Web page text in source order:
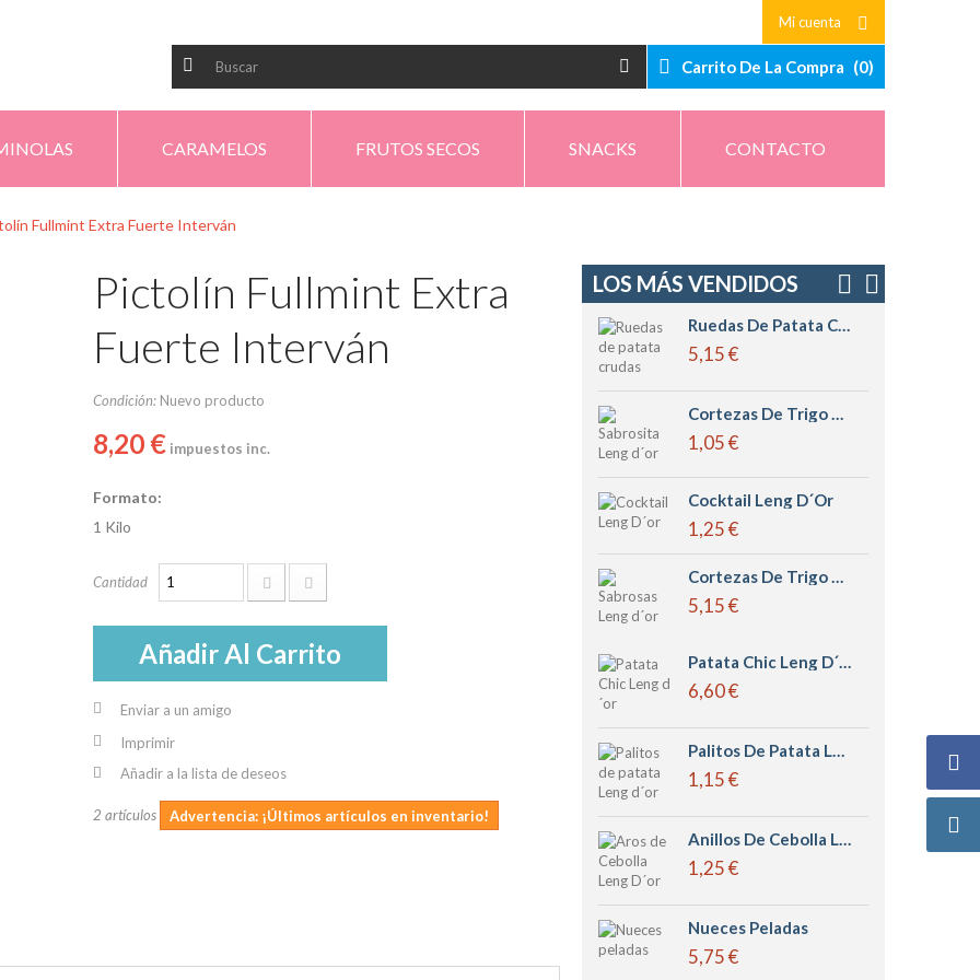
Mi cuenta
Carrito De La Compra (0)
CARAMELOS FRUTOS SECOS SNACKS CONTACTO
Fullmint Extra Fuerte Interván
Pictolín Fullmint Extra
Fuerte Interván
Condición: Nuevo producto
8,20 € impuestos inc.
Formato:
1 Kilo
Cantidad
Añadir Al Carrito
Enviar a un amigo
Imprimir
Añadir a la lista de deseos
2 artículos Advertencia: ¡Últimos artículos en inventario!
LOS MÁS VENDIDOS
Ruedas De Patata Crudas Leng D´or
5,15 €
Cortezas De Trigo Pequeñas Sabrositas Leng D´or
1,05 €
Cocktail Leng D´or
1,25 €
Cortezas De Trigo Grandes Sabrosas Leng D´or
5,15 €
Patata Chic Leng D´or
6,60 €
Palitos De Patata Leng D´or
1,15 €
Anillos De Cebolla Leng D´or
1,25 €
Nueces Peladas
5,75 €